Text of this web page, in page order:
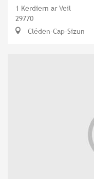
1 Kerdiern ar Veil
29770
Cléden-Cap-Sizun